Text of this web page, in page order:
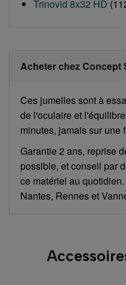
Trinovid 8x32 HD
Acheter chez Concept
Ces jumelles sont à
de l'oculaire et
minutes, jamais sur une
Garantie 2 ans, reprise
possible, et conseil par
ce matériel au
Nantes, Rennes et